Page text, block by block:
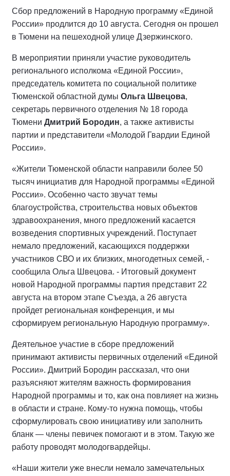
Сбор предложений в Народную программу «Единой
России» продлится до 10 августа. Сегодня он прошел
в Тюмени на пешеходной улице Дзержинского.
В мероприятии приняли участие руководитель
регионального исполкома «Единой России»,
председатель комитета по социальной политике
Тюменской областной думы Ольга Швецова,
секретарь первичного отделения № 18 города
Тюмени Дмитрий Бородин, а также активисты
партии и представители «Молодой Гвардии Единой
России».
«Жители Тюменской области направили более 50
тысяч инициатив для Народной программы «Единой
России». Особенно часто звучат темы
благоустройства, строительства новых объектов
здравоохранения, много предложений касается
возведения спортивных учреждений. Поступает
немало предложений, касающихся поддержки
участников СВО и их близких, многодетных семей, -
сообщила Ольга Швецова. - Итоговый документ
новой Народной программы партия представит 22
августа на втором этапе Съезда, а 26 августа
пройдет региональная конференция, и мы
сформируем региональную Народную программу».
Деятельное участие в сборе предложений
принимают активисты первичных отделений «Единой
России». Дмитрий Бородин рассказал, что они
разъясняют жителям важность формирования
Народной программы и то, как она повлияет на жизнь
в области и стране. Кому-то нужна помощь, чтобы
сформулировать свою инициативу или заполнить
бланк — члены певичек помогают и в этом. Такую же
работу проводят молодогвардейцы.
«Наши жители уже внесли немало замечательных